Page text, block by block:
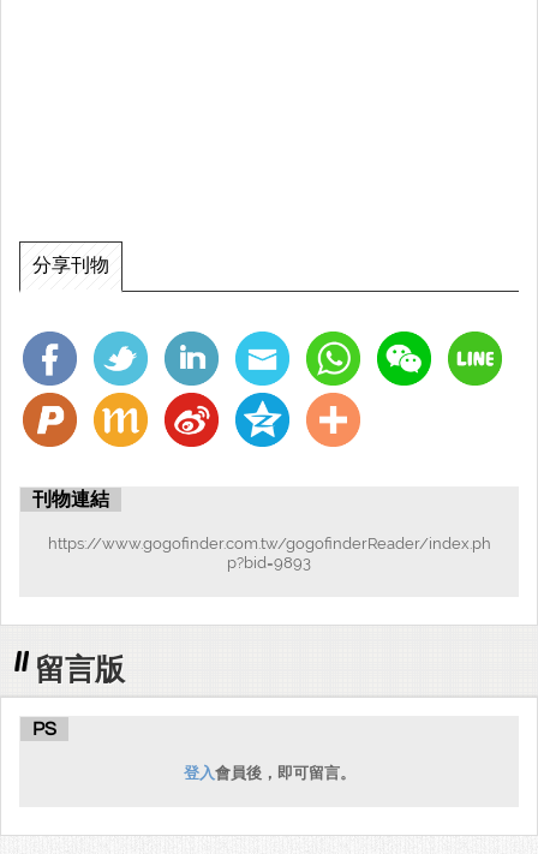
分享刊物
刊物連結
https://www.gogofinder.com.tw/gogofinderReader/index.ph
p?bid=9893
留言版
PS
登入會員後，即可留言。